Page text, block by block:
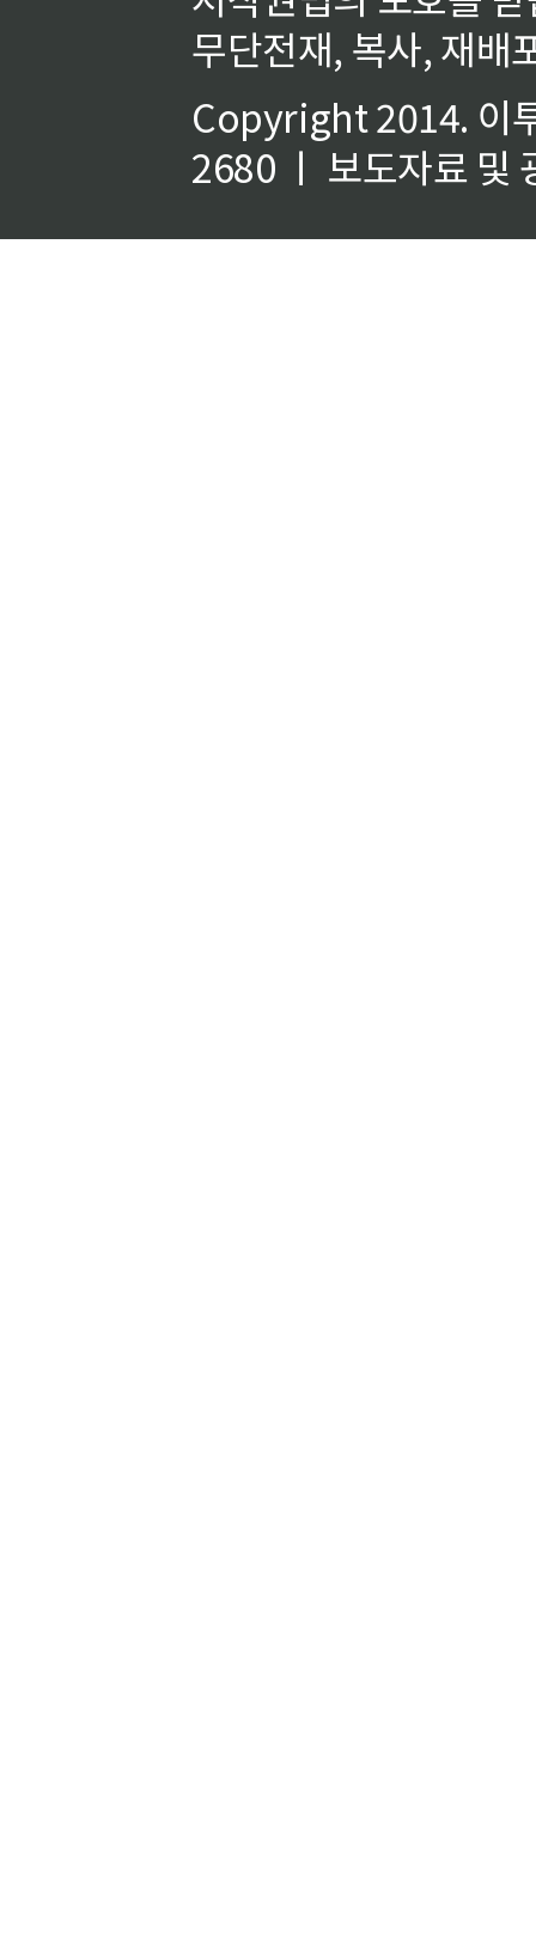
무단전재, 복사, 재배
Copyright 2014. 이
2680 ㅣ 보도자료